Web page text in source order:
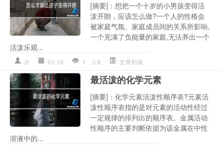
[摘要]：想把一个十岁的小男孩变得活
泼开朗，应该怎么做?一个人的性格会
被家庭气氛、家庭成员间的关系所影响,
一个充满了负能量的家庭,无法养出一个
活泼乐观...
zl 01-10 1 6 文章列表
最活泼的化学元素
[摘要]：化学元素活泼性顺序表?元素活
泼性顺序表指的是对元素的活动性经过
一定规律的排列出的顺序表。金属活动
性顺序的主要判断依据为该金属在中性
溶液中的...